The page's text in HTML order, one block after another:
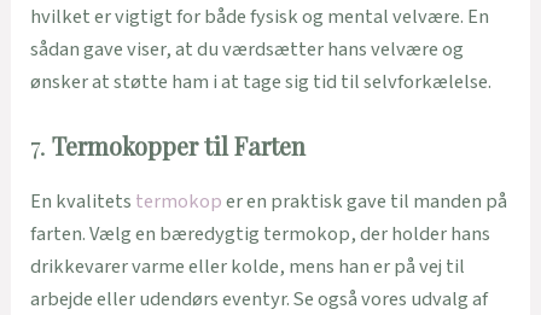
hvilket er vigtigt for både fysisk og mental velvære. En
sådan gave viser, at du værdsætter hans velvære og
ønsker at støtte ham i at tage sig tid til selvforkælelse.
7.Termokopper til Farten
En kvalitets termokoper en praktisk gave til manden på
farten. Vælg en bæredygtig termokop, der holder hans
drikkevarer varme eller kolde, mens han er på vej til
arbejde eller udendørs eventyr. Se også vores udvalg af